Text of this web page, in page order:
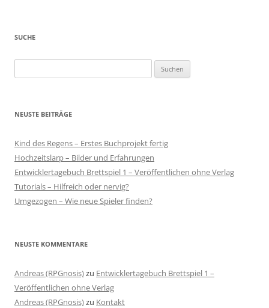
SUCHE
nach:
NEUSTE BEITRÄGE
Kind des Regens – Erstes Buchprojekt fertig
Hochzeitslarp – Bilder und Erfahrungen
Entwicklertagebuch Brettspiel 1 – Veröffentlichen ohne Verlag
Tutorials – Hilfreich oder nervig?
Umgezogen – Wie neue Spieler finden?
NEUSTE KOMMENTARE
Andreas (RPGnosis)zu Entwicklertagebuch Brettspiel 1 –
Veröffentlichen ohne Verlag
Andreas (RPGnosis)zu Kontakt